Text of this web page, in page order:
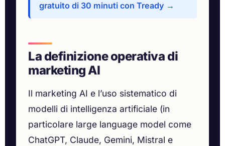
gratuito di 30 minuti con Tready →
La definizione operativa di
marketing AI
Il marketing AI e l’uso sistematico di
modelli di intelligenza artificiale (in
particolare large language model come
ChatGPT, Claude, Gemini, Mistral e